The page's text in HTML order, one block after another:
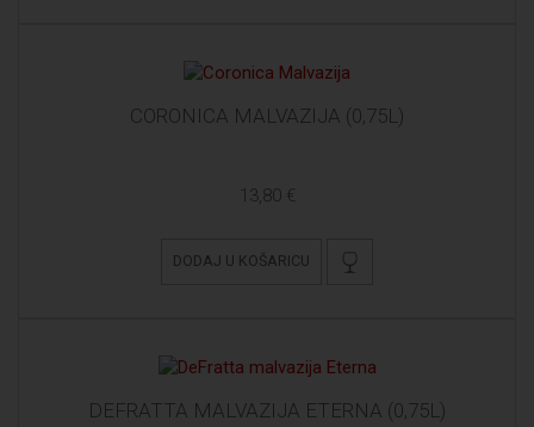
CORONICA MALVAZIJA (0,75L)
13,80 €
DODAJ U KOŠARICU
DEFRATTA MALVAZIJA ETERNA (0,75L)